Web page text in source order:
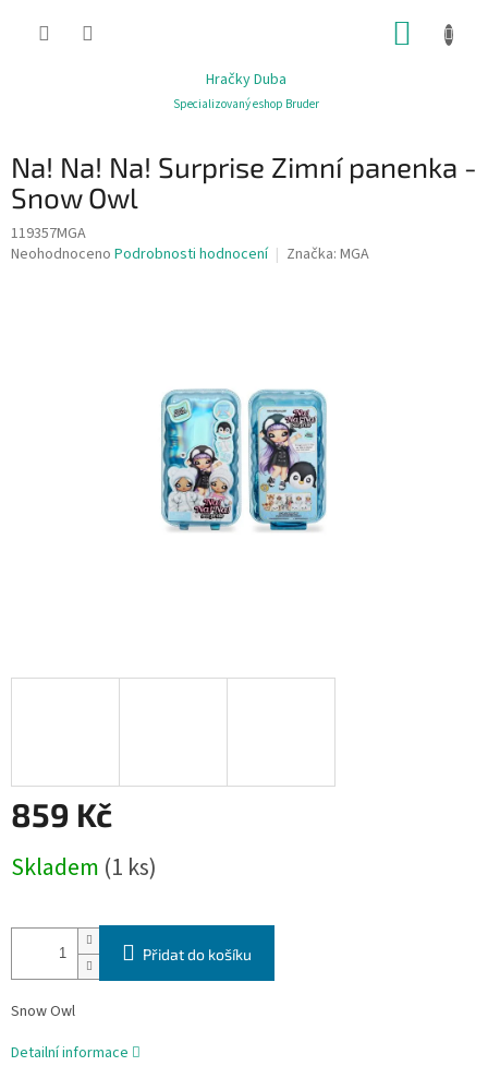
Hračky Duba
Specializovaný eshop Bruder
Na! Na! Na! Surprise Zimní panenka -
Snow Owl
119357MGA
Průměrné
Neohodnoceno Podrobnosti hodnocení Značka: MGA
859 Kč
cena:
Skladem (1 ks)
Přidat do košíku
Snow Owl
Detailní informace